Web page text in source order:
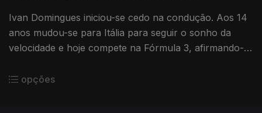
Ivan Domingues iniciou-se cedo na condução. Aos 14
anos mudou-se para Itália para seguir o sonho da
velocidade e hoje compete na Fórmula 3, afirmando-
opções